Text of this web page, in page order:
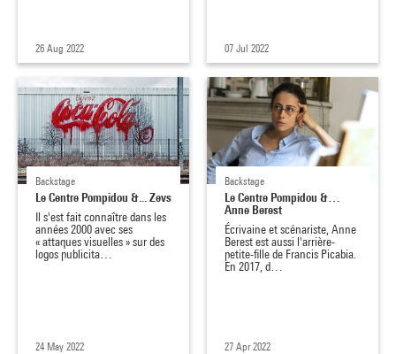
26 Aug 2022 07 Jul 2022
Backstage
Le Centre Pompidou &... Zevs
Il s'est fait connaître dans les
années 2000 avec ses
« attaques visuelles » sur des
logos publicita…
24 May 2022
Backstage
Le Centre Pompidou &…
Anne Berest
Écrivaine et scénariste, Anne
Berest est aussi l'arrière-
petite-fille de Francis Picabia.
En 2017, d…
27 Apr 2022